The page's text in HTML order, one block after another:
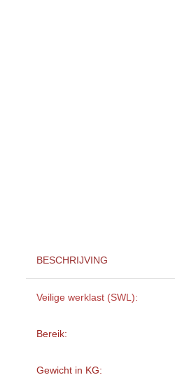
BESCHRIJVING
Veilige werklast (SWL):
Bereik:
Gewicht in KG: